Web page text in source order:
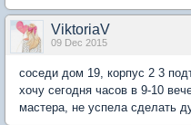
ViktoriaV
09 Dec 2015
соседи дом 19, корпус 2 3
хочу сегодня часов в 9-10
мастера, не успела сделать